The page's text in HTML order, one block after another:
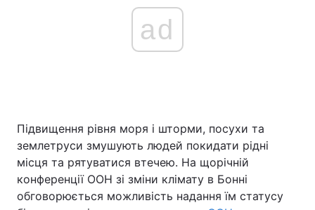
ad
Підвищення рівня моря і шторми, посухи та
землетруси змушують людей покидати рідні
місця та рятуватися втечею. На щорічній
конференції ООН зі зміни клімату в Бонні
обговорюється можливість надання їм статусу